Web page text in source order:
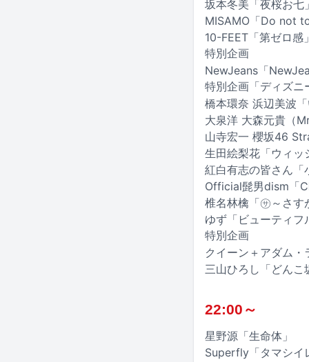
坂本冬美「夜桜お七」
MISAMO「Do not
10-FEET「第ゼロ感」
特別企画
NewJeans「
特別企画「ディズニ
橋本環奈 浜辺美波「
大泉洋 大森元貴（
山寺宏一 櫻坂46
生田絵梨花「ウィッ
紅白有志の皆さん「
Official髭男dism「
椎名林檎「㋚～さす
ゆず「ビューティフ
特別企画
クイーン＋アダム・
三山ひろし「どんこ
22:00～
星野源「生命体」
Superfly「タマシイ